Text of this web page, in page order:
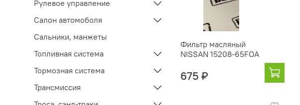
Фильтр масляный
NISSAN 15208-65FOA
675 ₽
Рулевое управление
Салон автомоболя
Сальники, манжеты
Топливная система
Тормозная система
Трансмиссия